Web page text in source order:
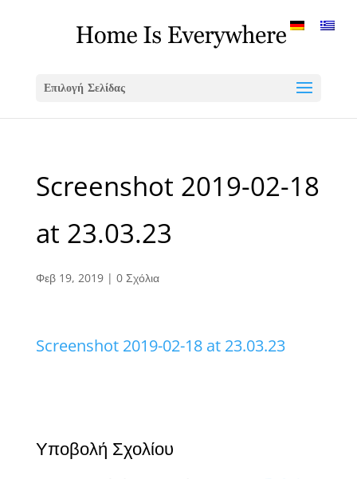
Επιλογή Σελίδας
Screenshot 2019-02-18
at 23.03.23
Φεβ 19, 2019| 0 Σχόλια
Screenshot 2019-02-18 at 23.03.23
Υποβολή Σχολίου